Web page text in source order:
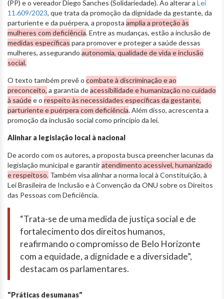
(PP) e o vereador Diego Sanches (Solidariedade). Ao alterar a Lei
11.609/2023, que trata da promoção da dignidade da gestante, da
parturiente e da puérpera, a proposta amplia a proteção às
mulheres com deficiência. Entre as mudanças, estão a inclusão de
medidas específicas para promover e proteger a saúde dessas
mulheres, assegurando autonomia, qualidade de vida e inclusão
social.
O texto também prevê o combate à discriminação e ao
preconceito, a garantia deacessibilidade e humanização no cuidado
à saúdee o respeito às necessidades específicas da gestante,
parturiente e puérpera com deficiência. Além disso, acrescenta a
promoção da inclusão social como princípio da lei.
Alinhar a legislação local à nacional
De acordo com os autores, a proposta busca preencher lacunas da
legislação municipal e garantiratendimento acessível, humanizado
e respeitoso. Também visa alinhar a norma local à Constituição, à
Lei Brasileira de Inclusão e à Convenção da ONU sobre os Direitos
das Pessoas com Deficiência.
“Trata-se de uma medida de justiça social e de
fortalecimento dos direitos humanos,
reafirmando o compromisso de Belo Horizonte
com a equidade, a dignidade e a diversidade”,
destacam os parlamentares.
"Práticas desumanas"